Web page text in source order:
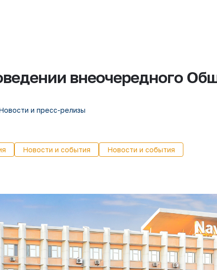
внеочередного
и пресс-релизы
Новости и события Новости и события